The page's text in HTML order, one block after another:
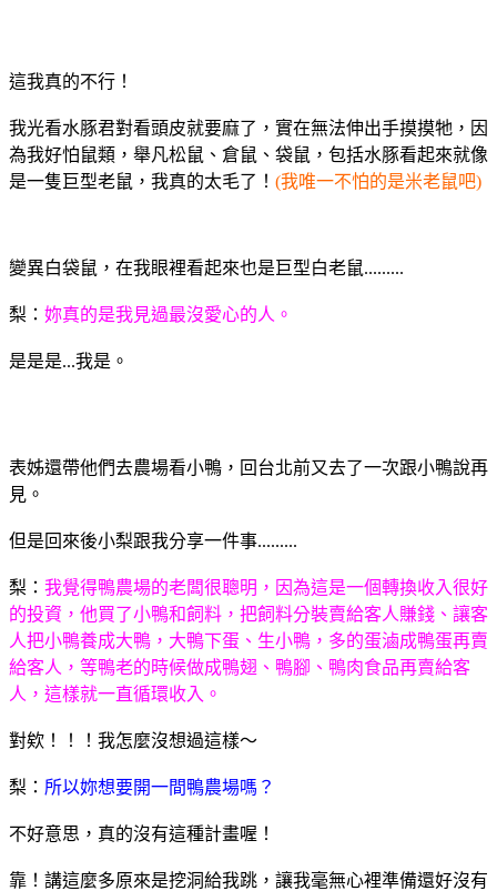
這我真的不行！
我光看水豚君對看頭皮就要麻了，實在無法伸出手摸摸牠，因
為我好怕鼠類，舉凡松鼠、倉鼠、袋鼠，包括水豚看起來就像
是一隻巨型老鼠，我真的太毛了！ (我唯一不怕的是米老鼠吧)
變異白袋鼠，在我眼裡看起來也是巨型白老鼠.........
梨： 妳真的是我見過最沒愛心的人。
是是是...我是。
表姊還帶他們去農場看小鴨，回台北前又去了一次跟小鴨說再
見。
但是回來後小梨跟我分享一件事.........
梨： 我覺得鴨農場的老闆很聰明，因為這是一個轉換收入很好
的投資，他買了小鴨和飼料，把飼料分裝賣給客人賺錢、讓客
人把小鴨養成大鴨，大鴨下蛋、生小鴨，多的蛋滷成鴨蛋再賣
給客人，等鴨老的時候做成鴨翅、鴨腳、鴨肉食品再賣給客
人，這樣就一直循環收入。
對欸！！！我怎麼沒想過這樣～
梨： 所以妳想要開一間鴨農場嗎？
不好意思，真的沒有這種計畫喔！
靠！講這麼多原來是挖洞給我跳，讓我毫無心裡準備還好沒有